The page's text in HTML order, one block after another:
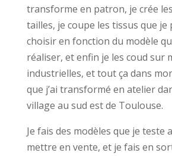
transforme en patron, je crée
tailles, je coupe les tissus que je
choisir en fonction du modèle
réaliser, et enfin je les coud sur
industrielles, et tout ça dans
que j’ai transformé en atelier
village au sud est de Toulouse.
Je fais des modèles que je teste
mettre en vente, et je fais en